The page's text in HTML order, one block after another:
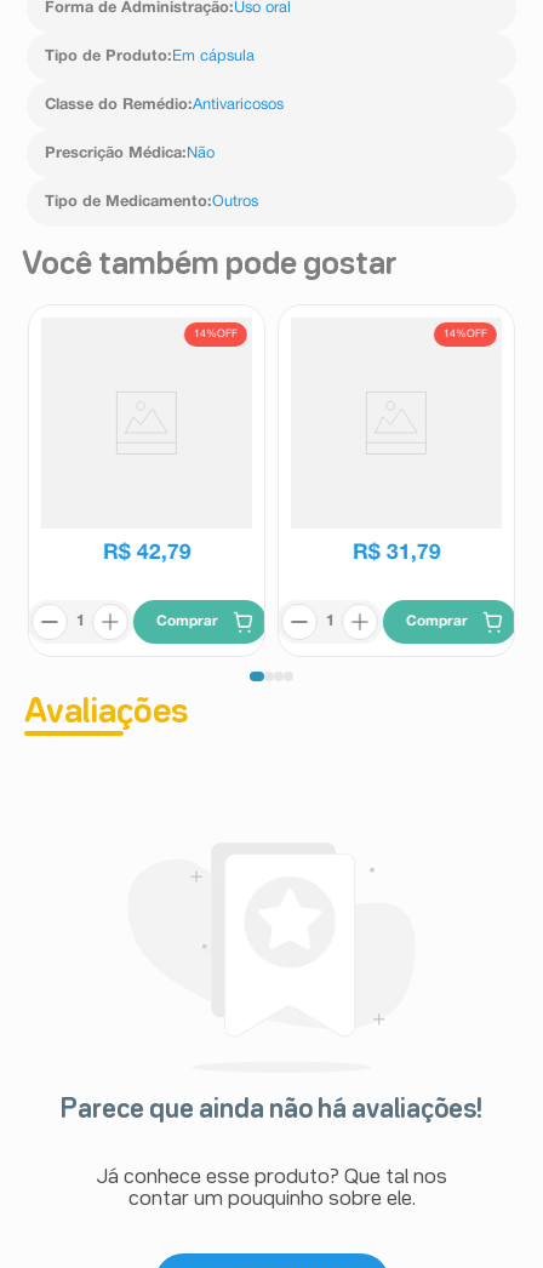
Forma de Administração:Uso oral
Tipo de Produto: Em cápsula
Classe do Remédio:Antivaricosos
Prescrição Médica: Não
Tipo de Medicamento:Outros
Você também pode gostar
14%OFF
R$ 42,79
Comprar
14%OFF
R$ 31 ,79
Comprar
Avaliações
Parece que ainda não há avaliações!
Já conhece esse produto? Que tal nos
contar um pouquinho sobre ele.